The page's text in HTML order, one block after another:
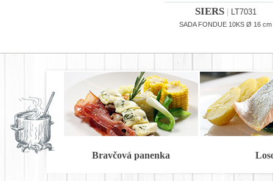
SIERS| LT7031
SADA FONDUE 10KS Ø 16 cm
Bravčová panenka